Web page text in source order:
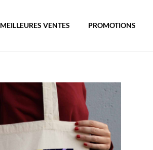
MEILLEURES VENTES PROMOTIONS